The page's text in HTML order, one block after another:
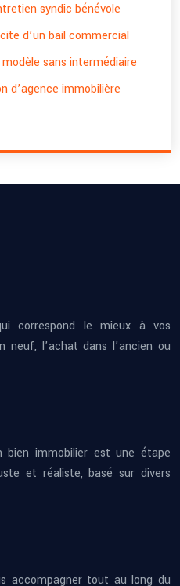
syndic bénévole
d’un bail commercial
sans intermédiaire
d’agence immobilière
correspond le mieux à vos
neuf, l’achat dans l’ancien ou
bien immobilier est une étape
et réaliste, basé sur divers
accompagner tout au long du